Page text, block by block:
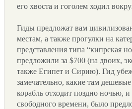
его хвоста и гоголем ходил
Гиды предложат вам
местам, а также прогулки на
представления типа “кипрская
предложили за $700 (на двоих,
также Египет и Сирию). Гид
замечательно, какие там
корабль отходит поздно ночью,
свободного времени, было